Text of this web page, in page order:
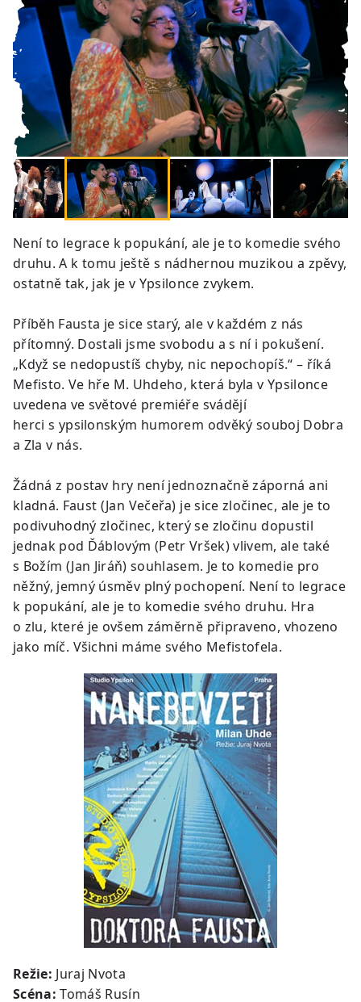
Není to legrace k popukání, ale je to komedie svého
druhu. A k tomu ještě s nádhernou muzikou a zpěvy,
ostatně tak, jak je v Ypsilonce zvykem.
Příběh Fausta je sice starý, ale v každém z nás
přítomný. Dostali jsme svobodu a s ní i pokušení.
„Když se nedopustíš chyby, nic nepochopíš.“ – říká
Mefisto. Ve hře M. Uhdeho, která byla v Ypsilonce
uvedena ve světové premiéře svádějí
herci s ypsilonským humorem odvěký souboj Dobra
a Zla v nás.
Žádná z postav hry není jednoznačně záporná ani
kladná. Faust (Jan Večeřa) je sice zločinec, ale je to
podivuhodný zločinec, který se zločinu dopustil
jednak pod Ďáblovým (Petr Vršek) vlivem, ale také
s Božím (Jan Jiráň) souhlasem. Je to komedie pro
něžný, jemný úsměv plný pochopení. Není to legrace
k popukání, ale je to komedie svého druhu. Hra
o zlu, které je ovšem záměrně připraveno, vhozeno
jako míč. Všichni máme svého Mefistofela.
Režie: Juraj Nvota
Scéna: Tomáš Rusín